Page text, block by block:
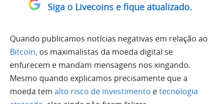
Siga o Livecoins e fique atualizado.
Quando publicamos notícias negativas em relação ao
Bitcoin, os maximalistas da moeda digital se
enfurecem e mandam mensagens nos xingando.
Mesmo quando explicamos precisamente que a
moeda tem alto risco de investimento etecnologia